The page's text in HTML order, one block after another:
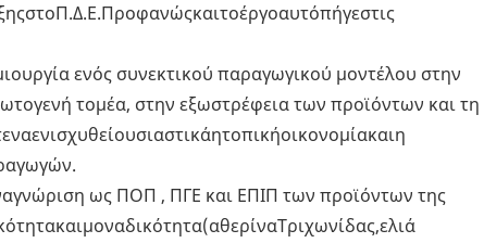
ενός συνεκτικού παραγωγικού μοντέλου στην
τομέα, στην εξωστρέφεια των προϊόντων και τη
ως ΠΟΠ , ΠΓΕ και ΕΠΙΠ των προϊόντων της